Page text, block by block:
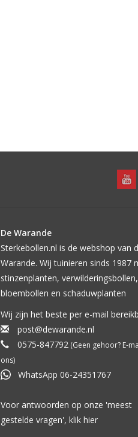
De Warande
Sterkebollen.nl is de webshop van
Warande. Wij tuinieren sinds 1987
stinzenplanten, verwilderingsbollen,
bloembollen en schaduwplanten
Wij zijn het beste per e-mail
post@dewarande.nl
0575-847792(Geen gehoor? E-
ons)
WhatsApp 06-24351767
Voor antwoorden op onze 'meest
gestelde vragen', klik hier